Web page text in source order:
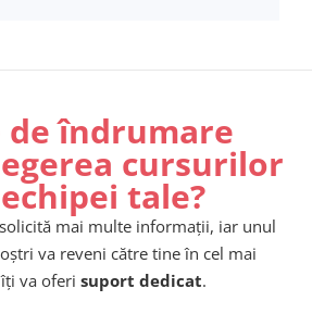
de îndrumare
cursurilor
tale?
mai multe informații, iar unul
va reveni către tine în cel mai
va oferi suport dedicat.